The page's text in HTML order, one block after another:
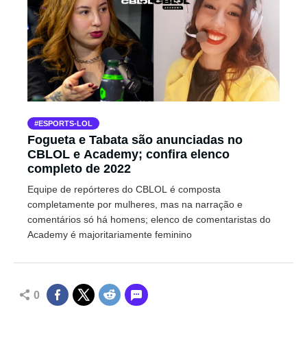
ESPORTS-LOL
Fogueta e Tabata são anunciadas no
CBLOL e Academy; confira elenco
completo de 2022
Equipe de repórteres do CBLOL é composta
completamente por mulheres, mas na narração e
comentários só há homens; elenco de comentaristas do
Academy é majoritariamente feminino
0